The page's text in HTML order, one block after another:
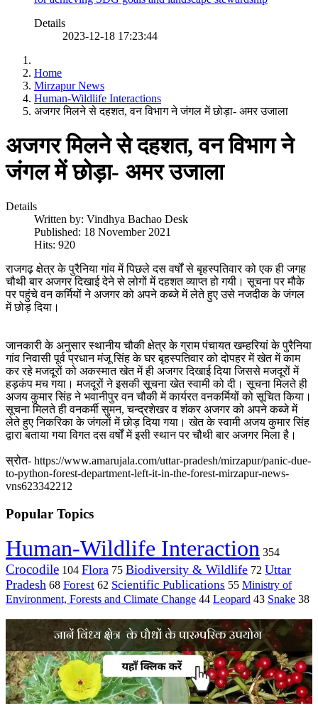
Details
2023-12-18 17:23:44
Home
Mirzapur News
Human-Wildlife Interactions
अजगर मिलने से दहशत, वन विभाग ने जंगल में छोड़ा- अमर उजाला
अजगर मिलने से दहशत, वन विभाग ने
जंगल में छोड़ा- अमर उजाला
Details
Written by: Vindhya Bachao Desk
Published: 18 November 2021
Hits: 920
राजगढ़ क्षेत्र के पुरैनिया गांव में पिछले दस वर्षों से बृहस्पतिवार को एक ही जगह
चौथी बार अजगर दिखाई देने से लोगों में दहशत व्याप्त हो गयी। सूचना पर मौके
पर पहुंचे वन कर्मियों ने अजगर को अपने कब्जे में लेते हुए उसे नजदीक के जंगल
में छोड़ दिया।
जानकारी के अनुसार स्थानीय चौकी क्षेत्र के ग्राम पंचायत खम्हरियां के पुरैनिया
गांव निवासी पूर्व प्रधान मंजू सिंह के घर बृहस्पतिवार को दोपहर में खेत में काम
कर रहे मजदूरों को अकस्मात खेत में ही अजगर दिखाई दिया जिससे मजदूरों में
हड़कंप मच गया। मजदूरों ने इसकी सूचना खेत स्वामी को दी। सूचना मिलते ही
अजय कुमार सिंह ने भवानीपुर वन चौकी में कार्यरत वनकर्मियों को सूचित किया।
सूचना मिलते ही वनकर्मी सुमन, चन्द्रशेखर व शंकर अजगर को अपने कब्जे में
लेते हुए निकरिका के जंगलों में छोड़ दिया गया। खेत के स्वामी अजय कुमार सिंह
द्वारा बताया गया विगत दस वर्षों में इसी स्थान पर चौथी बार अजगर मिला है।
स्रोत- https://www.amarujala.com/uttar-pradesh/mirzapur/panic-due-
to-python-forest-department-left-it-in-the-forest-mirzapur-news-
vns623342212
Popular Topics
Human-Wildlife Interaction 354
Crocodile 104 Flora 75 Biodiversity & Wildlife 72 Uttar
Pradesh 68 Forest 62 Scientific Publications 55 Ministry of
Environment, Forests and Climate Change 44 Leopard 43 Snake 38